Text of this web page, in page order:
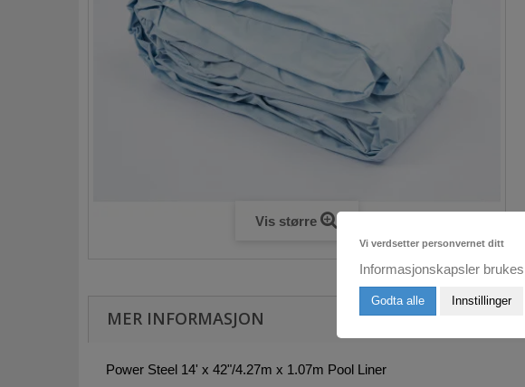
Vis større
MER INFORMASJON
Power Steel 14' x 42"/4.27m x 1.07m Pool Liner
Vi verdsetter personvernet ditt
Informasjonskapsler
Godta alle Innstillinger